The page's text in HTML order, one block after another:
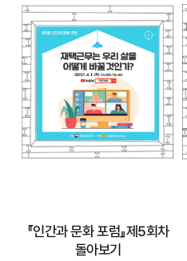
『인간과 문화 포럼』
제6회차 ‘연사의 추
천...
『인간과 문화 포럼』제5회차
돌아보기